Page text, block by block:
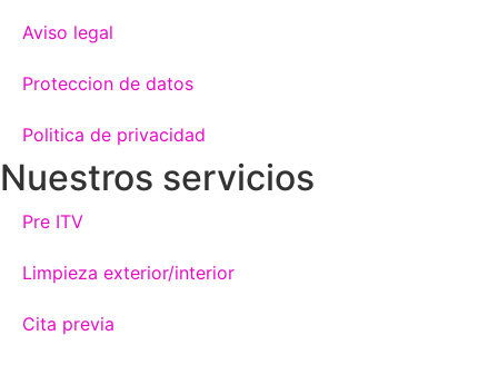
Aviso legal
Proteccion de datos
Politica de privacidad
Nuestros servicios
Pre ITV
Limpieza exterior/interior
Cita previa